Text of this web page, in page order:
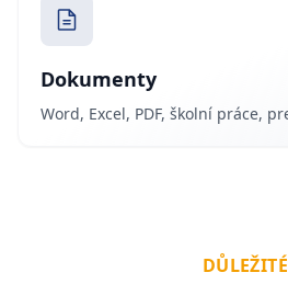
Dokumenty
Word, Excel, PDF, školní práce,
DŮLEŽITÉ